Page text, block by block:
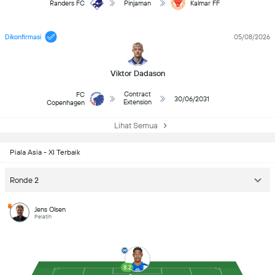
Randers FC Pinjaman Kalmar FF
Dikonfirmasi
Viktor Dadason
05/08/2026
FC
Copenhagen
Contract
Extension
30/06/2031
Lihat Semua
Piala Asia - XI Terbaik
Ronde 2
Jens Olsen
Pelatih
8.2